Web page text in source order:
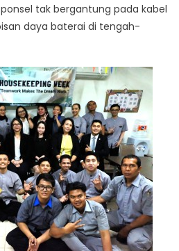
tak bergantung pada kabel
daya baterai di tengah-